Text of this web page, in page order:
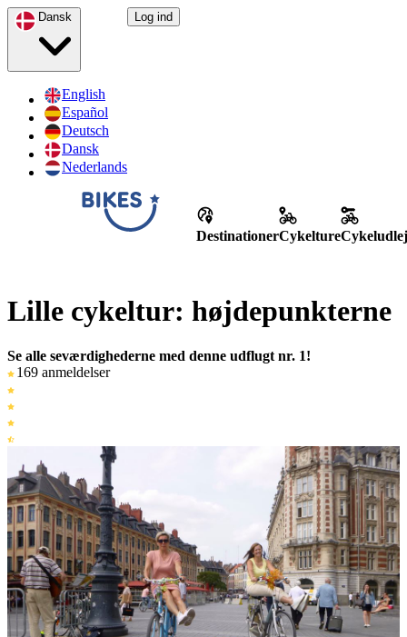
English
Español
Deutsch
Dansk
Nederlands
Log ind
DestinationerCykelture
Lille cykeltur: højdepunkterne
Se alle seværdighederne med denne udflugt nr. 1!
169 anmeldelser